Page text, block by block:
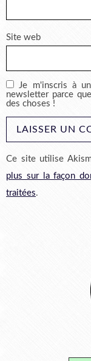
Site web
Je m'inscris à
newsletter parce
des choses !
Ce site utilise
plus sur la façon
traitées.